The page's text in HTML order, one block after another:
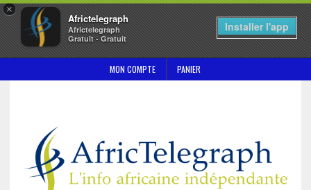
×
Africtelegraph
Africtelegraph
Gratuit - Gratuit
Installer l'app
MON COMPTE PANIER